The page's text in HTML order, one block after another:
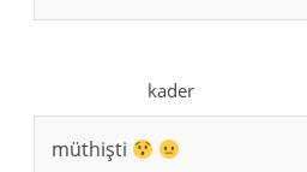
kader
müthişti